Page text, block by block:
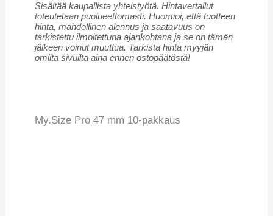
Sisältää kaupallista yhteistyötä. Hintavertailut
toteutetaan puolueettomasti. Huomioi, että tuotteen
hinta, mahdollinen alennus ja saatavuus on
tarkistettu ilmoitettuna ajankohtana ja se on tämän
jälkeen voinut muuttua. Tarkista hinta myyjän
omilta sivuilta aina ennen ostopäätöstä!
My.Size Pro 47 mm 10-pakkaus